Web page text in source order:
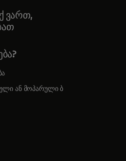
ვართ,
ან მოპარული ბ